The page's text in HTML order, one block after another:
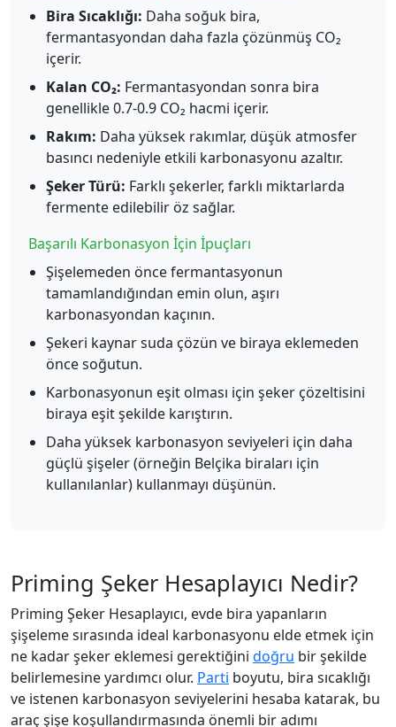
Bira Sıcaklığı: Daha soğuk bira,
fermantasyondan daha fazla çözünmüş CO₂
içerir.
Kalan CO₂: Fermantasyondan sonra bira
genellikle 0.7-0.9 CO₂ hacmi içerir.
Rakım: Daha yüksek rakımlar, düşük atmosfer
basıncı nedeniyle etkili karbonasyonu azaltır.
Şeker Türü: Farklı şekerler, farklı miktarlarda
fermente edilebilir öz sağlar.
Başarılı Karbonasyon İçin İpuçları
Şişelemeden önce fermantasyonun
tamamlandığından emin olun, aşırı
karbonasyondan kaçının.
Şekeri kaynar suda çözün ve biraya eklemeden
önce soğutun.
Karbonasyonun eşit olması için şeker çözeltisini
biraya eşit şekilde karıştırın.
Daha yüksek karbonasyon seviyeleri için daha
güçlü şişeler (örneğin Belçika biraları için
kullanılanlar) kullanmayı düşünün.
Priming Şeker Hesaplayıcı Nedir?
Priming Şeker Hesaplayıcı, evde bira yapanların
şişeleme sırasında ideal karbonasyonu elde etmek için
ne kadar şeker eklemesi gerektiğini doğru bir şekilde
belirlemesine yardımcı olur. Parti boyutu, bira sıcaklığı
ve istenen karbonasyon seviyelerini hesaba katarak, bu
araç şişe koşullandırmasında önemli bir adımı